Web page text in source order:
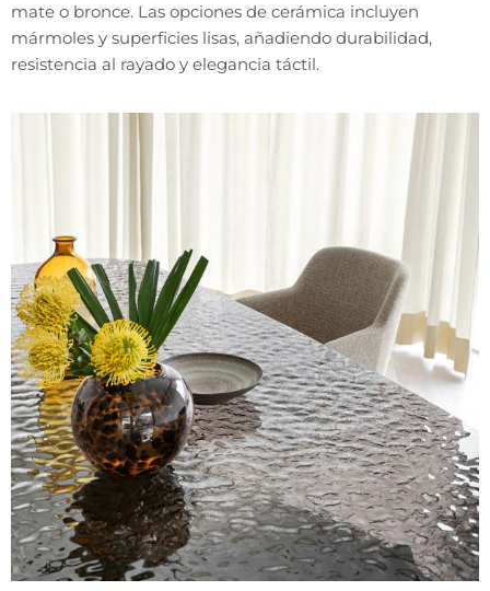
mate o bronce. Las opciones de cerámica incluyen
mármoles y superficies lisas, añadiendo durabilidad,
resistencia al rayado y elegancia táctil.